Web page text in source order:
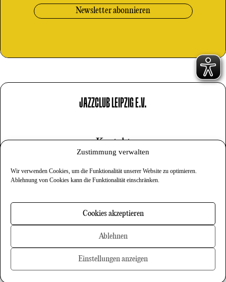
Zustimmung verwalten
Wir verwenden Cookies, um die Funktionalität unserer Website zu optimieren.
Ablehnung von Cookies kann die Funktionalität einschränken.
Cookies akzeptieren
Ablehnen
Einstellungen anzeigen
JAZZCLUB LEIPZIG E.V.
Kontakt
Datenschutz
Newsletter